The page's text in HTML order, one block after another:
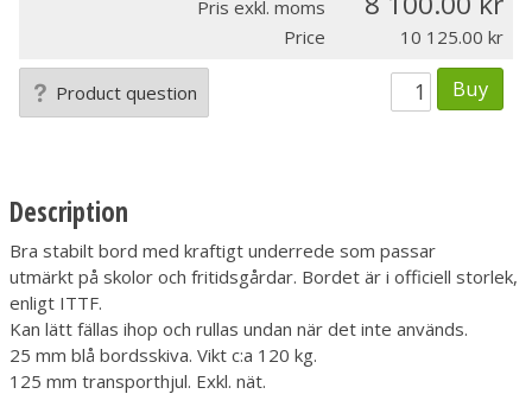
Pris exkl. moms
Price 10 125.00
Product question Buy
Description
Bra stabilt bord med kraftigt underrede som passar
utmärkt på skolor och fritidsgårdar. Bordet är i officiell storlek,
enligt ITTF.
Kan lätt fällas ihop och rullas undan när det inte används.
25 mm blå bordsskiva. Vikt c:a 120 kg.
125 mm transporthjul. Exkl. nät.